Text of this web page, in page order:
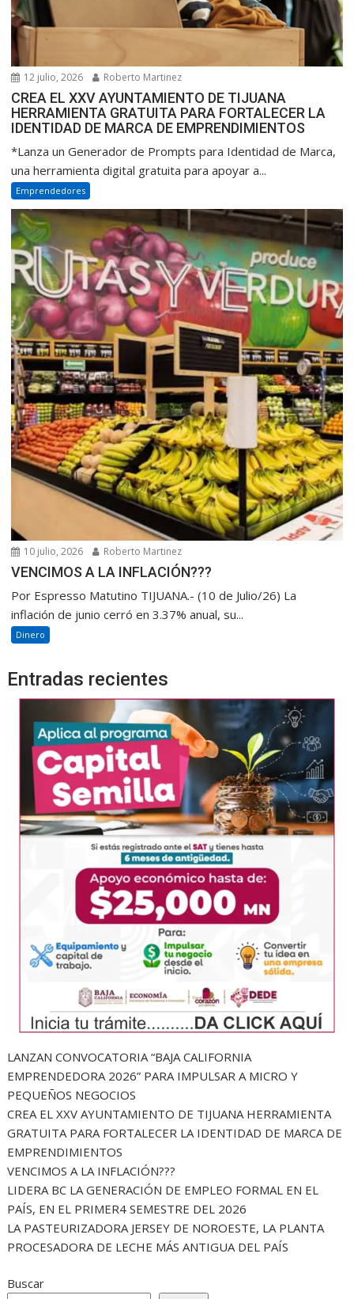
12 julio, 2026 Roberto Martinez
CREA EL XXV AYUNTAMIENTO DE TIJUANA
HERRAMIENTA GRATUITA PARA FORTALECER LA
IDENTIDAD DE MARCA DE EMPRENDIMIENTOS
*Lanza un Generador de Prompts para Identidad de Marca,
una herramienta digital gratuita para apoyar a...
Emprendedores
10 julio, 2026 Roberto Martinez
VENCIMOS A LA INFLACIÓN???
Por Espresso Matutino TIJUANA.- (10 de Julio/26) La
inflación de junio cerró en 3.37% anual, su...
Dinero
Entradas recientes
LANZAN CONVOCATORIA “BAJA CALIFORNIA
EMPRENDEDORA 2026” PARA IMPULSAR A MICRO Y
PEQUEÑOS NEGOCIOS
CREA EL XXV AYUNTAMIENTO DE TIJUANA HERRAMIENTA
GRATUITA PARA FORTALECER LA IDENTIDAD DE MARCA DE
EMPRENDIMIENTOS
VENCIMOS A LA INFLACIÓN???
LIDERA BC LA GENERACIÓN DE EMPLEO FORMAL EN EL
PAÍS, EN EL PRIMER4 SEMESTRE DEL 2026
LA PASTEURIZADORA JERSEY DE NOROESTE, LA PLANTA
PROCESADORA DE LECHE MÁS ANTIGUA DEL PAÍS
Buscar